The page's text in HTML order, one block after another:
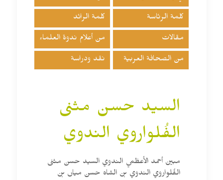
كلمة الرئاسة كلمة الرائد
مقالات من أعلام ندوة العلماء
من الصحافة العربية نقد ودراسة
السيد حسن مثنى
الفُلواروي الندوي
مبين أحمد الأعظمي الندوي السيد حسن مثنى
الفُلواروي الندوي بن الشاه حسن مياں بن